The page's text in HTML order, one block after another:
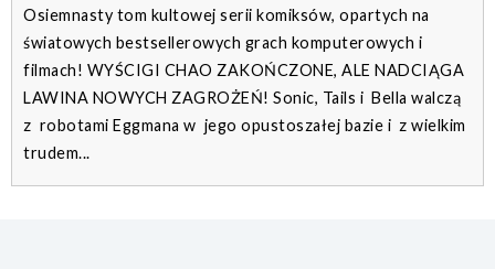
Osiemnasty tom kultowej serii komiksów, opartych na
światowych bestsellerowych grach komputerowych i
filmach! WYŚCIGI CHAO ZAKOŃCZONE, ALE NADCIĄGA
LAWINA NOWYCH ZAGROŻEŃ! Sonic, Tails i Bella walczą
z robotami Eggmana w jego opustoszałej bazie i z wielkim
trudem...